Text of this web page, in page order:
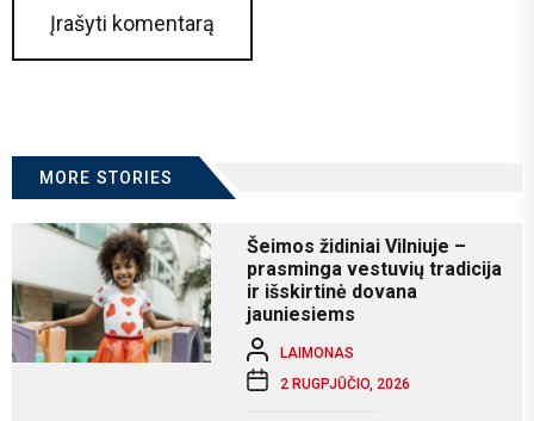
MORE STORIES
Šeimos židiniai Vilniuje –
prasminga vestuvių tradicija
ir išskirtinė dovana
jauniesiems
LAIMONAS
2 RUGPJŪČIO, 2026